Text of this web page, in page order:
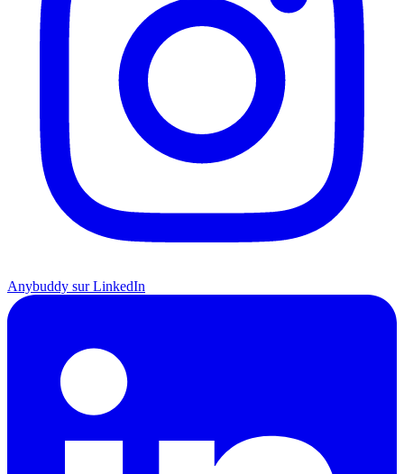
Anybuddy sur LinkedIn